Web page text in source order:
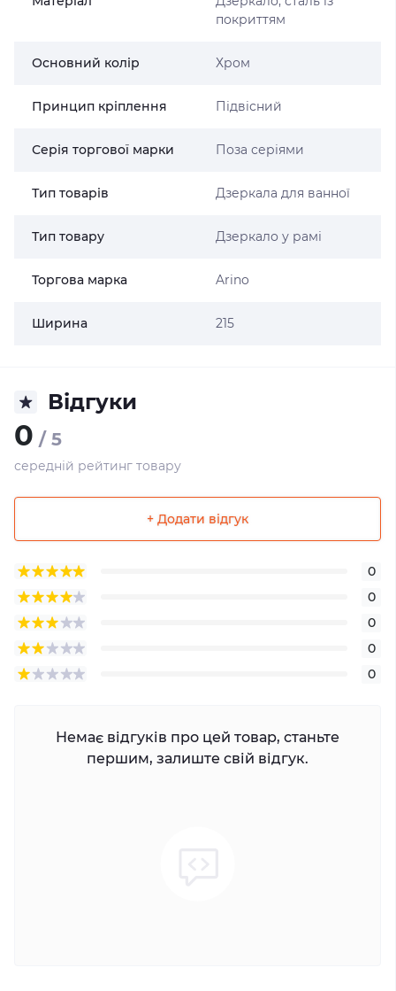
покриттям
Основний колір Хром
Принцип кріплення Підвісний
Серія торгової марки Поза серіями
Тип товарів Дзеркала для ванної
Тип товару Дзеркало у рамі
Торгова марка Arino
Ширина 215
Відгуки
0 / 5
середній рейтинг товару
+ Додати відгук
0
0
0
0
0
Немає відгуків про цей товар, станьте
першим, залиште свій відгук.